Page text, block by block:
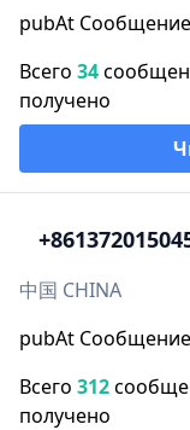
pubAt
Всего 34
получено
+86
中国 CHINA
pubAt
Всего 312
получено